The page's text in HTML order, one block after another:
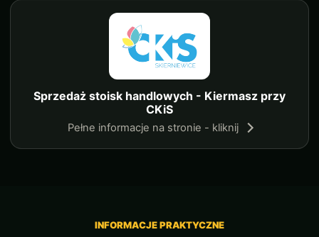
Sprzedaż stoisk handlowych - Kiermasz przy
CKiS
Pełne informacje na stronie - kliknij
INFORMACJE PRAKTYCZNE